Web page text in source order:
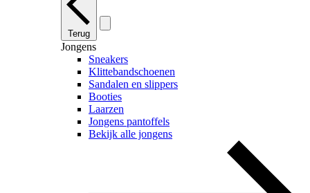
Terug
Jongens
Sneakers
Klittebandschoenen
Sandalen en slippers
Booties
Laarzen
Jongens pantoffels
Bekijk alle jongens